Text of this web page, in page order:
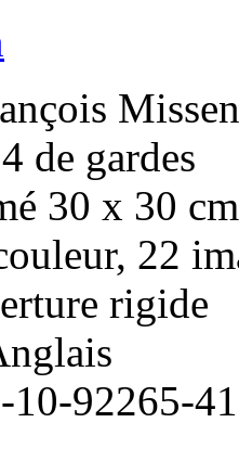
Missen
de gardes
30 x 30 cm
22
rigide
92265-